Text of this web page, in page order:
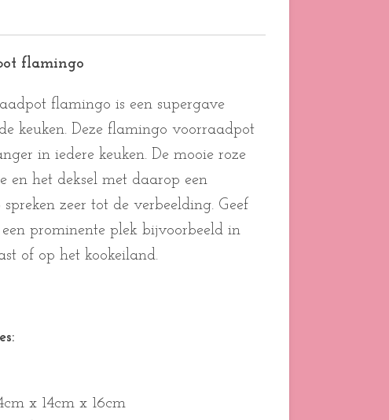
flamingo
flamingo is een supergave
keuken. Deze flamingo voorraadpot
in iedere keuken. De mooie roze
en het deksel met daarop een
zeer tot de verbeelding. Geef
prominente plek bijvoorbeeld in
of op het kookeiland.
x 14cm x 16cm